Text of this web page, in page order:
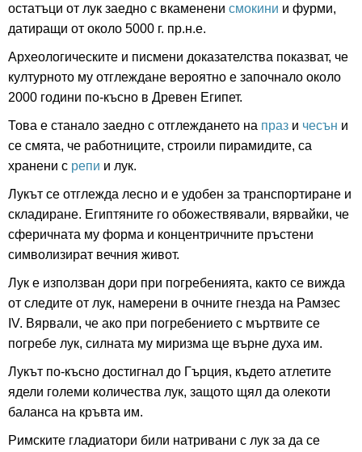
остатъци от лук заедно с вкаменени смокини и фурми,
датиращи от около 5000 г. пр.н.е.
Археологическите и писмени доказателства показват, че
културното му отглеждане вероятно е започнало около
2000 години по-късно в Древен Египет.
Това е станало заедно с отглеждането на праз и чесън и
се смята, че работниците, строили пирамидите, са
хранени с репи и лук.
Лукът се отглежда лесно и е удобен за транспортиране и
складиране. Египтяните го обожествявали, вярвайки, че
сферичната му форма и концентричните пръстени
символизират вечния живот.
Лук е използван дори при погребенията, както се вижда
от следите от лук, намерени в очните гнезда на Рамзес
IV. Вярвали, че ако при погребението с мъртвите се
погребе лук, силната му миризма ще върне духа им.
Лукът по-късно достигнал до Гърция, където атлетите
ядели големи количества лук, защото щял да олекоти
баланса на кръвта им.
Римските гладиатори били натривани с лук за да се